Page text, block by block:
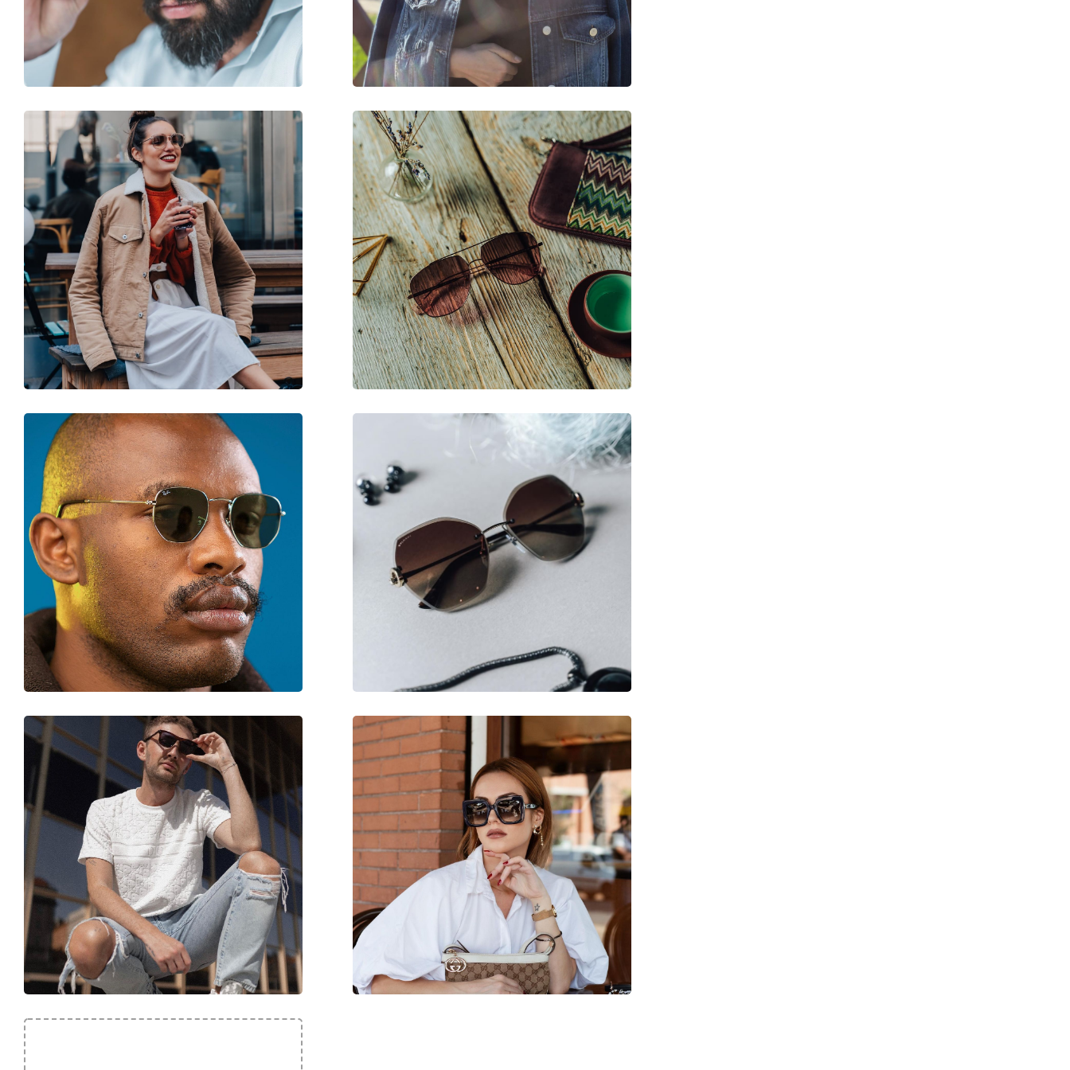
Βάρος:
115 γρ
Ρυθμιζόμενα μαξιλάρια μύτης:
Όχι
Εύκαμπτη άρθρωση:
Όχι
Αξεσουάρ
Παρέχονται με θήκη:
Ναι
Πανί καθαρισμού:
Ναι
Άλλα
Τύπος:
Γυναικεία
Κατηγορία:
Γυαλιά Ηλίου Επώνυμες Μάρκες
Μάρκα:
Hugo
Χρήση:
Μόδα
Κωδικός Προϊόντος / Μοντέλο:
HG 1248/S O63 AO 54